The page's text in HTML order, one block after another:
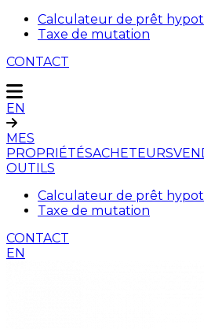
Calculateur de prêt
Taxe de mutation
CONTACT
EN
MES
PROPRIÉTÉSACHETEURS
OUTILS
Calculateur de prêt
Taxe de mutation
CONTACT
EN